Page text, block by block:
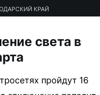
КРАЙ
света в
пройдут 16